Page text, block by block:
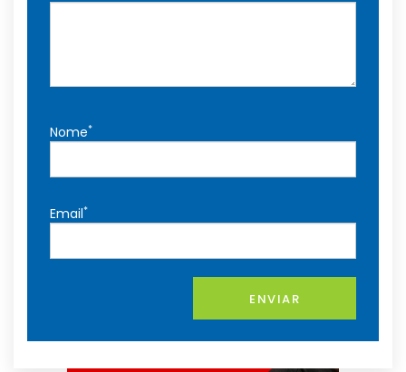
Nome*
Email*
ENVIAR